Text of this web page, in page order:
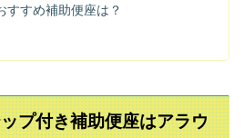
すすめ補助便座は？
プ付き補助便座はアラウ